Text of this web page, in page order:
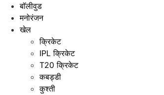
बॉलीवुड
मनोरंजन
खेल
क्रिकेट
IPL क्रिकेट
T20 क्रिकेट
कबड्डी
कुश्ती